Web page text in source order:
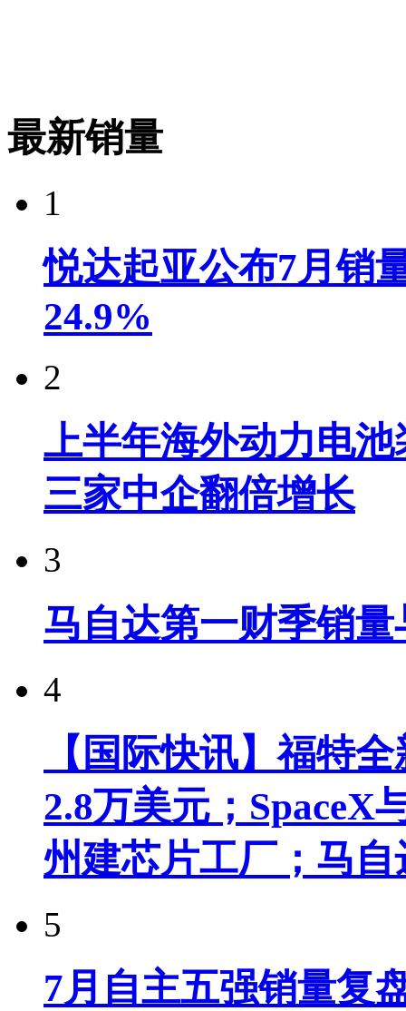
最新销量
1
悦达起亚公布7月销
24.9%
2
上半年海外动力电
三家中企翻倍增长
3
马自达第一财季销
4
【国际快讯】福特
2.8万美元；SpaceX
州建芯片工厂；马
5
7月自主五强销量复